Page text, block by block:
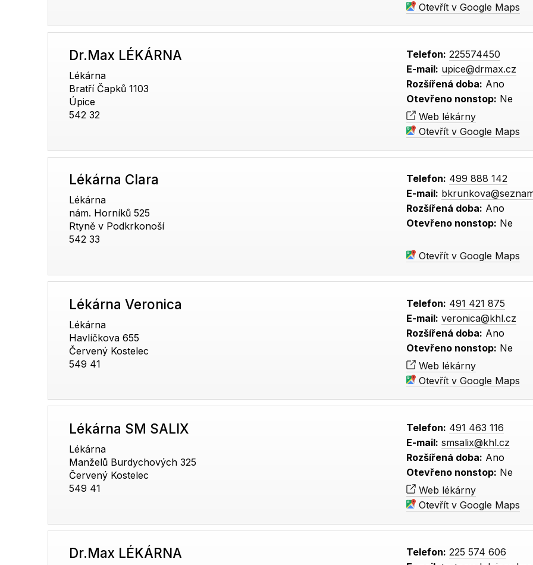
Otevřít v Google Maps
Dr.Max LÉKÁRNA
Lékárna
Bratří Čapků 1103
Úpice
542 32
Telefon: 225574450
E-mail: upice@drmax.cz
Rozšířená doba: Ano
Otevřeno nonstop: Ne
Web lékárny
Otevřít v Google Maps
Lékárna Clara
Lékárna
nám. Horníků 525
Rtyně v Podkrkonoší
542 33
Telefon: 499 888 142
E-mail:
Rozšířená doba: Ano
Otevřeno nonstop: Ne
Otevřít v Google Maps
Lékárna Veronica
Lékárna
Havlíčkova 655
Červený Kostelec
549 41
Telefon: 491 421 875
E-mail: veronica@khl.cz
Rozšířená doba: Ano
Otevřeno nonstop: Ne
Web lékárny
Otevřít v Google Maps
Lékárna SM SALIX
Lékárna
Manželů Burdychových 325
Červený Kostelec
549 41
Telefon: 491 463 116
E-mail: smsalix@khl.cz
Rozšířená doba: Ano
Otevřeno nonstop: Ne
Web lékárny
Otevřít v Google Maps
Dr.Max LÉKÁRNA Telefon: 225 574 606